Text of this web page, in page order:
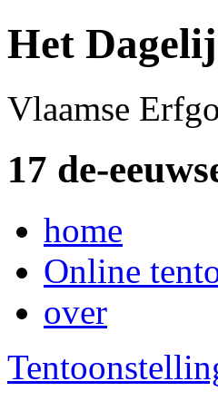
Het
Vlaamse
17 de-
home
Online
over